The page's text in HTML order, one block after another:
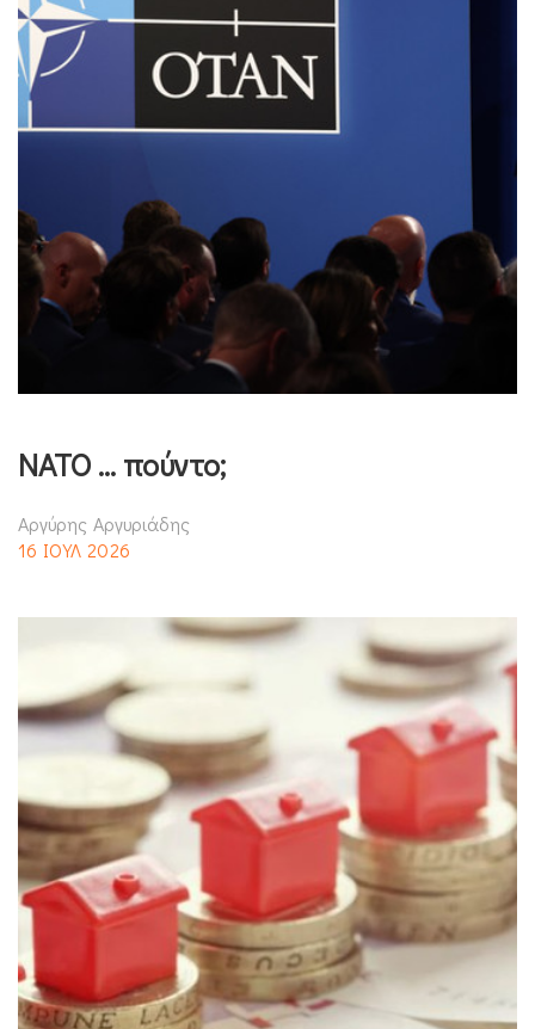
ΝΑΤΟ … πούντο;
Αργύρης Αργυριάδης
16 ΙΟΥΛ 2026